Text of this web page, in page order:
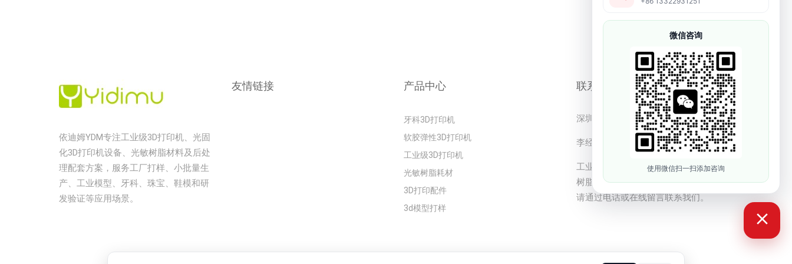
依迪姆YDM专注工业级3D打印机、光固
化3D打印机设备、光敏树脂材料及后处
理配套方案，服务工厂打样、小批量生
产、工业模型、牙科、珠宝、鞋模和研
发验证等应用场景。
友情链接 产品中心
牙科3D打印机
软胶弹性3D打印机
工业级3D打印机
光敏树脂耗材
3D打印配件
3d模型打样
联系方式
深圳市依迪姆智能科技有限公司
李经理：19128329562
工业级3D打印机价格、设备选型、光敏
树脂配套、样品测试和售后服务咨询，
请通过电话或在线留言联系我们。
微信咨询
使用微信扫一扫添加咨询